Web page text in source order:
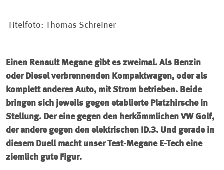
Titelfoto: Thomas Schreiner
Einen Renault Megane gibt es zweimal. Als Benzin
oder Diesel verbrennenden Kompaktwagen, oder als
komplett anderes Auto, mit Strom betrieben. Beide
bringen sich jeweils gegen etablierte Platzhirsche in
Stellung. Der eine gegen den herkömmlichen VW Golf,
der andere gegen den elektrischen ID.3. Und gerade in
diesem Duell macht unser Test-Megane E-Tech eine
ziemlich gute Figur.